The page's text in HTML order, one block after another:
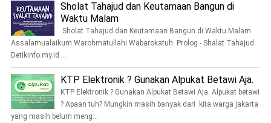
Sholat Tahajud dan Keutamaan Bangun di
Waktu Malam
Sholat Tahajud dan Keutamaan Bangun di Waktu Malam
Assalamualaikum Warohmatullahi Wabarokatuh. Prolog - Shalat Tahajud
Detikinfo.my.id ...
KTP Elektronik ? Gunakan Alpukat Betawi Aja.
KTP Elektronik ? Gunakan Alpukat Betawi Aja. Alpukat betawi
? Apaan tuh? Mungkin masih banyak dari kita warga jakarta
yang masih belum meng...